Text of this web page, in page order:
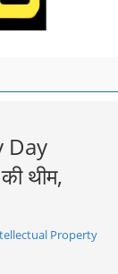
Day
थीम,
Property Day